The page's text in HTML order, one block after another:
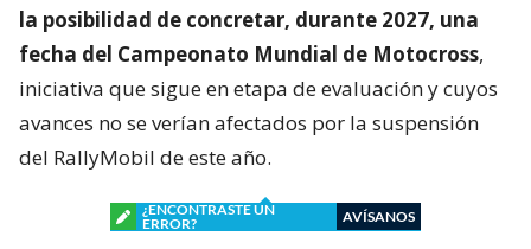
la posibilidad de concretar, durante 2027, una
fecha del Campeonato Mundial de Motocross,
iniciativa que sigue en etapa de evaluación y cuyos
avances no se verían afectados por la suspensión
del RallyMobil de este año.
¿ENCONTRASTE UN
ERROR?
AVÍSANOS